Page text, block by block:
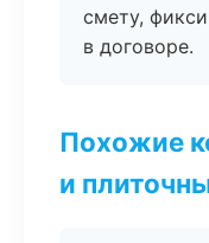
смету,
в договоре.
Похожие
и